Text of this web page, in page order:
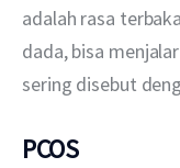
adalah rasa
dada, bisa
sering disebut
PCOS